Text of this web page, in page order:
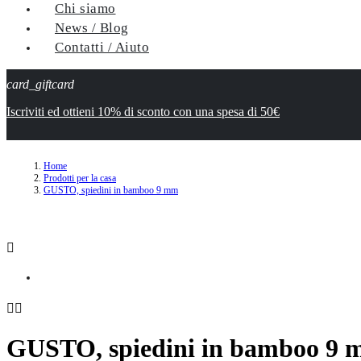
Chi siamo
News / Blog
Contatti / Aiuto
card_giftcard
Iscriviti ed ottieni 10% di sconto con una spesa di 50€
Home
Prodotti per la casa
GUSTO, spiedini in bamboo 9 mm

 
GUSTO, spiedini in bamboo 9